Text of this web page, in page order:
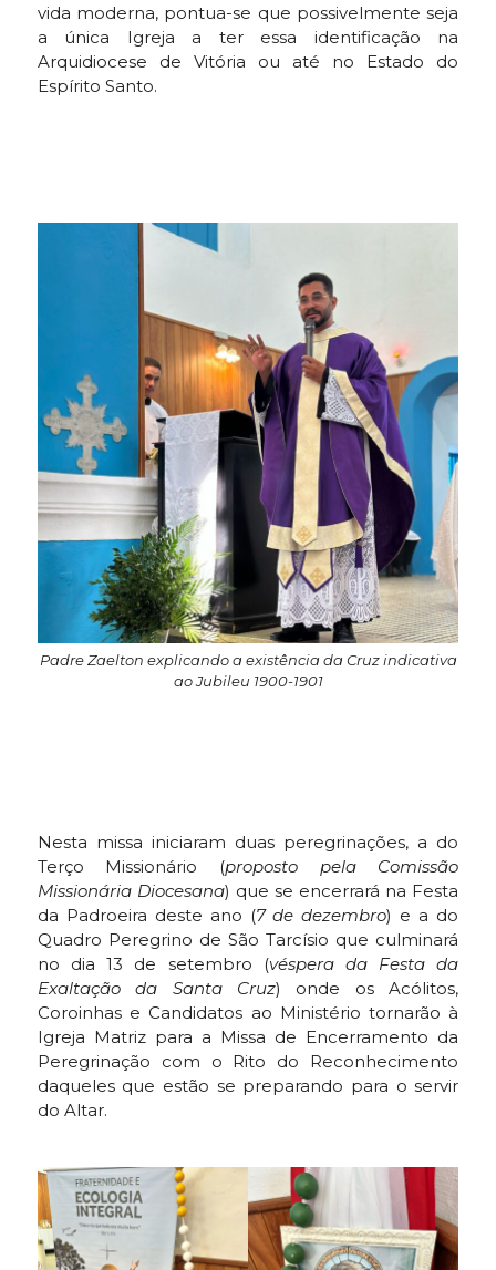
vida moderna, pontua-se que possivelmente seja
a única Igreja a ter essa identificação na
Arquidiocese de Vitória ou até no Estado do
Espírito Santo.
Padre Zaelton explicando a existência da Cruz indicativa
ao Jubileu 1900-1901
Nesta missa iniciaram duas peregrinações, a do
Terço Missionário (proposto pela Comissão
Missionária Diocesana) que se encerrará na Festa
da Padroeira deste ano (7 de dezembro) e a do
Quadro Peregrino de São Tarcísio que culminará
no dia 13 de setembro (véspera da Festa da
Exaltação da Santa Cruz) onde os Acólitos,
Coroinhas e Candidatos ao Ministério tornarão à
Igreja Matriz para a Missa de Encerramento da
Peregrinação com o Rito do Reconhecimento
daqueles que estão se preparando para o servir
do Altar.